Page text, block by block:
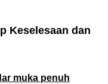
Keselesaan dan
muka penuh